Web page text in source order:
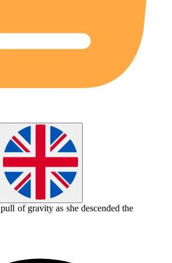
pull of gravity as she descended the